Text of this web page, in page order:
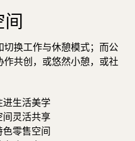
切换工作与休憩模式；而公
共创，或悠然小憩，或社
进生活美学
间灵活共享
零售空间